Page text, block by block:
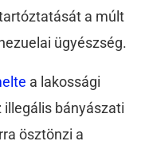
a múlt
ügyészség.
a lakossági
bányászati
ösztönzi a